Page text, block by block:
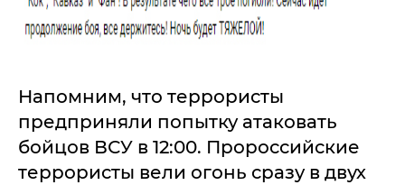
Напомним, что террористы
предприняли попытку атаковать
бойцов ВСУ в 12:00. Пророссийские
террористы вели огонь сразу в двух